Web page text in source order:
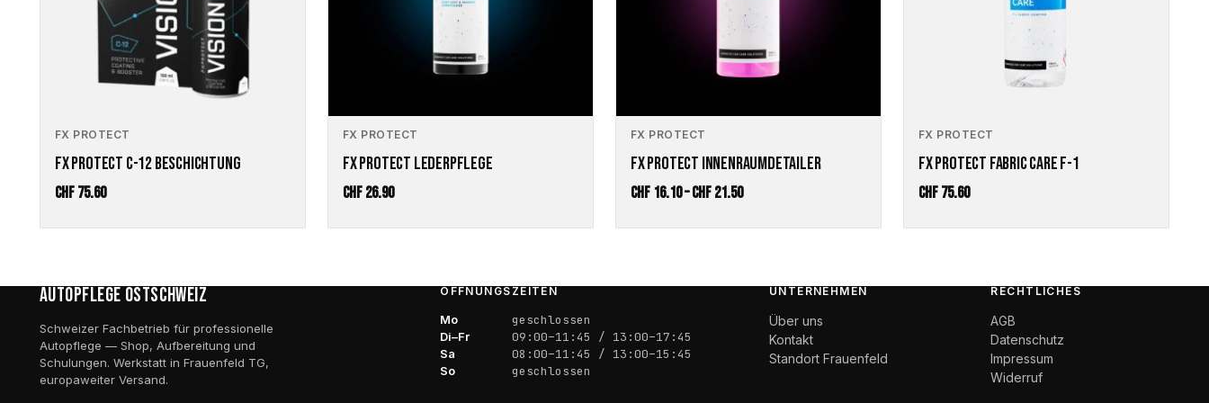
FX PROTECT
FX PROTECT C-12 BESCHICHTUNG
CHF75.60
FX PROTECT
FX PROTECT LEDERPFLEGE
CHF26.90
FX PROTECT
FX PROTECT INNENRAUMDETAILER
CHF 16.10–CHF21.50Preisspanne:
FX PROTECT
FX PROTECT FABRIC CARE F-1
CHF75.60
Autopflege Ostschweiz
Schweizer Fachbetrieb für professionelle
Autopflege — Shop, Aufbereitung und
Schulungen. Werkstatt in Frauenfeld TG,
europaweiter Versand.
ÖFFNUNGSZEITEN
Mo geschlossen
Di–Fr 09:00–11:45 / 13:00–17:45
Sa 08:00–11:45 / 13:00–15:45
So geschlossen
UNTERNEHMEN
Über uns
Kontakt
Standort Frauenfeld
RECHTLICHES
AGB
Datenschutz
Impressum
Widerruf